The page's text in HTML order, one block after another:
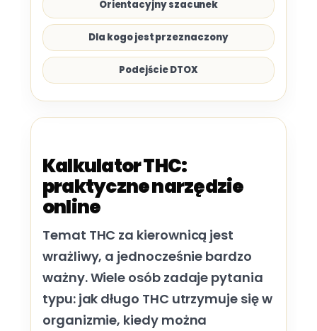
Orientacyjny szacunek
Dla kogo jest przeznaczony
Podejście DTOX
Kalkulator THC:
praktyczne narzędzie
online
Temat THC za kierownicą jest
wrażliwy, a jednocześnie bardzo
ważny. Wiele osób zadaje pytania
typu: jak długo THC utrzymuje się w
organizmie, kiedy można